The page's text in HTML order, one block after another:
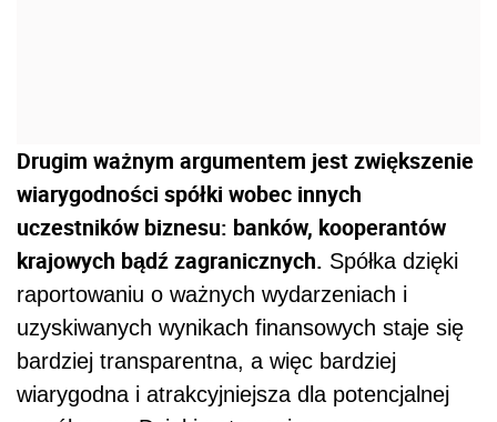
Drugim ważnym argumentem jest zwiększenie
wiarygodności spółki wobec innych
uczestników biznesu: banków, kooperantów
krajowych bądź zagranicznych. Spółka dzięki
raportowaniu o ważnych wydarzeniach i
uzyskiwanych wynikach finansowych staje się
bardziej transparentna, a więc bardziej
wiarygodna i atrakcyjniejsza dla potencjalnej